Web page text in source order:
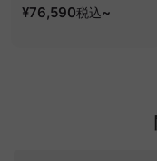
ッド｜20色以上から選
¥76,590税込~